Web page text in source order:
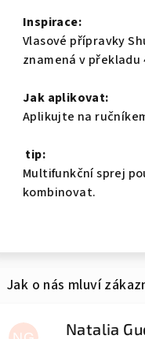
Inspirace:
Vlasové přípravky
znamená v
Jak aplikovat:
Aplikujte na
tip:
Multifunkční sprej
kombinovat.